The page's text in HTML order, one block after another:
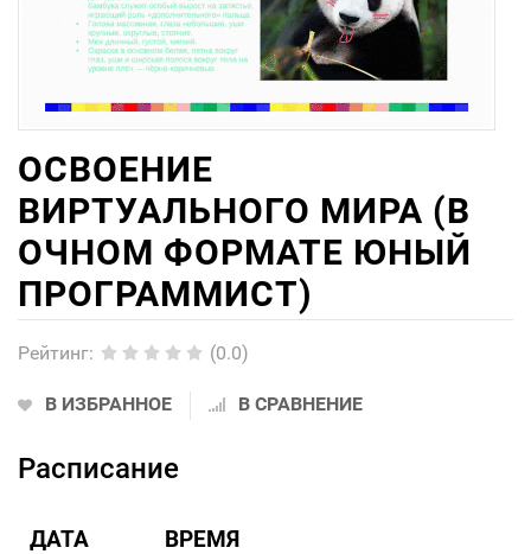
ОСВОЕНИЕ
ВИРТУАЛЬНОГО МИРА (В
ОЧНОМ ФОРМАТЕ ЮНЫЙ
ПРОГРАММИСТ)
Рейтинг: (0.0)
В ИЗБРАННОЕ В СРАВНЕНИЕ
Расписание
ДАТА ВРЕМЯ